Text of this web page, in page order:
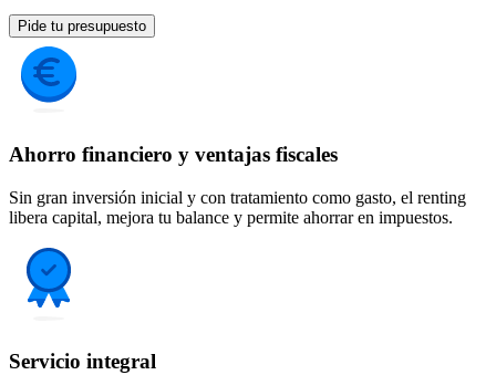
Pide tu presupuesto
Ahorro financiero y ventajas fiscales
Sin gran inversión inicial y con tratamiento como gasto, el renting
libera capital, mejora tu balance y permite ahorrar en impuestos.
Servicio integral